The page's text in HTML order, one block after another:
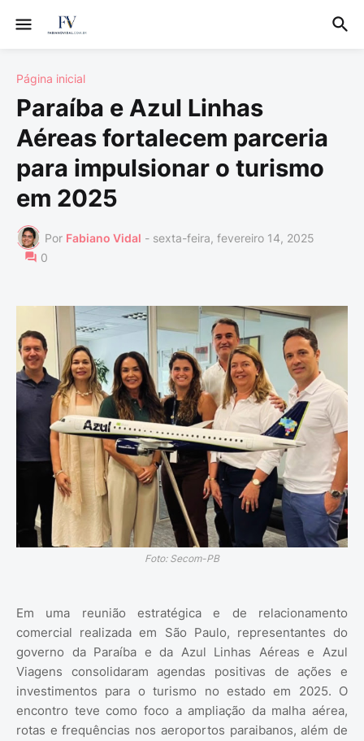
Página inicial
Paraíba e Azul Linhas
Aéreas fortalecem parceria
para impulsionar o turismo
em 2025
Por Fabiano Vidal - sexta-feira, fevereiro 14, 2025
0
Foto: Secom-PB
Em uma reunião estratégica e de relacionamento
comercial realizada em São Paulo, representantes do
governo da Paraíba e da Azul Linhas Aéreas e Azul
Viagens consolidaram agendas positivas de ações e
investimentos para o turismo no estado em 2025. O
encontro teve como foco a ampliação da malha aérea,
rotas e frequências nos aeroportos paraibanos, além de